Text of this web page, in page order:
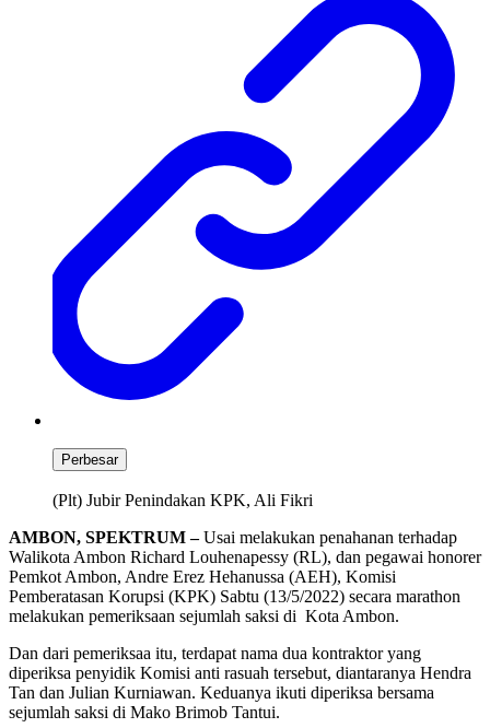
Perbesar
(Plt) Jubir Penindakan KPK, Ali Fikri
AMBON, SPEKTRUM –Usai melakukan penahanan terhadap
Walikota Ambon Richard Louhenapessy (RL), dan pegawai honorer
Pemkot Ambon, Andre Erez Hehanussa (AEH), Komisi
Pemberatasan Korupsi (KPK) Sabtu (13/5/2022) secara marathon
melakukan pemeriksaan sejumlah saksi di Kota Ambon.
Dan dari pemeriksaa itu, terdapat nama dua kontraktor yang
diperiksa penyidik Komisi anti rasuah tersebut, diantaranya Hendra
Tan dan Julian Kurniawan. Keduanya ikuti diperiksa bersama
sejumlah saksi di Mako Brimob Tantui.